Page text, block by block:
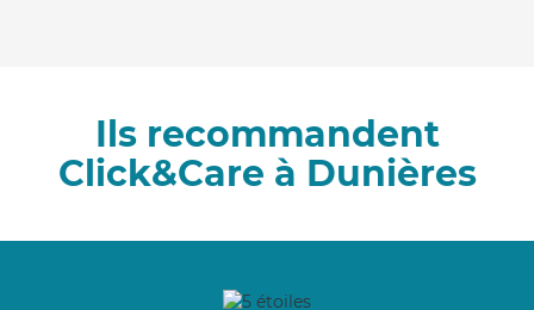
Ils recommandent
Click&Care à Dunières